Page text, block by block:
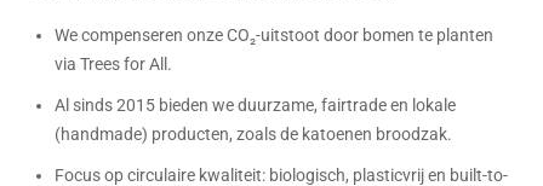
We compenseren onze CO₂-uitstoot door bomen te planten
via Trees for All.
Al sinds 2015 bieden we duurzame, fairtrade en lokale
(handmade) producten, zoals de katoenen broodzak.
Focus op circulaire kwaliteit: biologisch, plasticvrij en built-to-